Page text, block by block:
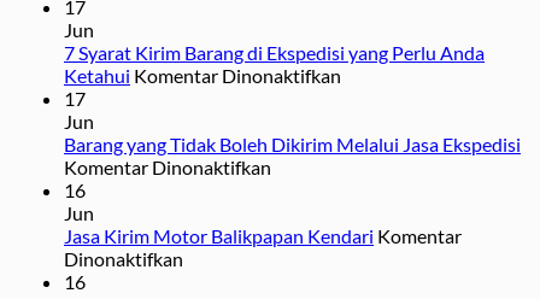
Get
1xBet
iPhone:
17
Jun
7 Syarat Kirim Barang di Ekspedisi yang Perlu Anda
Ketahui Komentar Dinonaktifkan
Kirim
yang
17
Jun
Barang yang Tidak Boleh Dikirim Melalui Jasa Ekspedisi
Komentar Dinonaktifkan
Tidak
16
Jun
Jasa Kirim Motor Balikpapan Kendari Komentar
Dinonaktifkan
16